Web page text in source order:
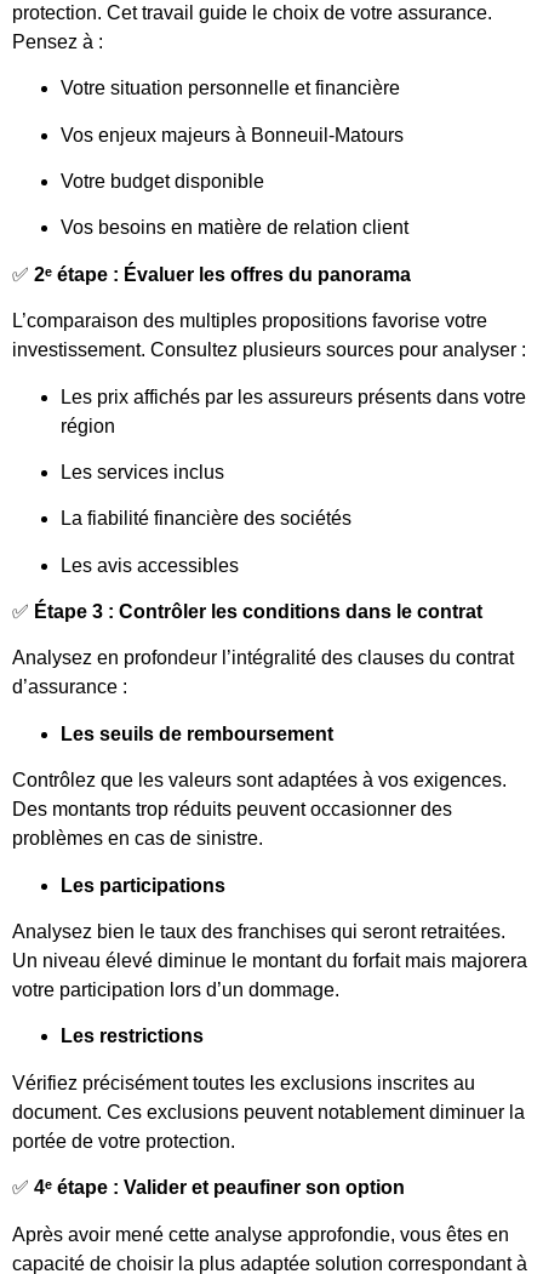
protection. Cet travail guide le choix de votre assurance.
Pensez à :
Votre situation personnelle et financière
Vos enjeux majeurs à Bonneuil-Matours
Votre budget disponible
Vos besoins en matière de relation client
✅ 2ᵉ étape : Évaluer les offres du panorama
L’comparaison des multiples propositions favorise votre
investissement. Consultez plusieurs sources pour analyser :
Les prix affichés par les assureurs présents dans votre
région
Les services inclus
La fiabilité financière des sociétés
Les avis accessibles
✅ Étape 3 : Contrôler les conditions dans le contrat
Analysez en profondeur l’intégralité des clauses du contrat
d’assurance :
Les seuils de remboursement
Contrôlez que les valeurs sont adaptées à vos exigences.
Des montants trop réduits peuvent occasionner des
problèmes en cas de sinistre.
Les participations
Analysez bien le taux des franchises qui seront retraitées.
Un niveau élevé diminue le montant du forfait mais majorera
votre participation lors d’un dommage.
Les restrictions
Vérifiez précisément toutes les exclusions inscrites au
document. Ces exclusions peuvent notablement diminuer la
portée de votre protection.
✅ 4ᵉ étape : Valider et peaufiner son option
Après avoir mené cette analyse approfondie, vous êtes en
capacité de choisir la plus adaptée solution correspondant à